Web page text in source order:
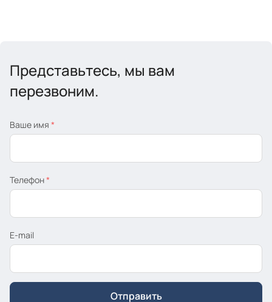
Представьтесь, мы вам
перезвоним.
Ваше имя *
Телефон*
E-mail